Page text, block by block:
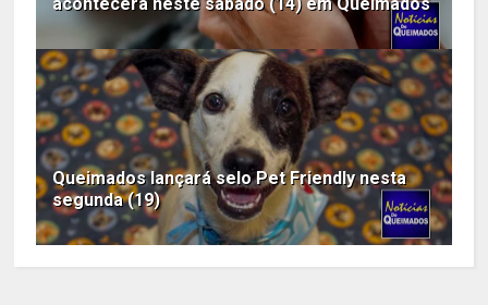
acontecerá neste sábado (14) em Queimados
Queimados lançará selo Pet Friendly nesta
segunda (19)